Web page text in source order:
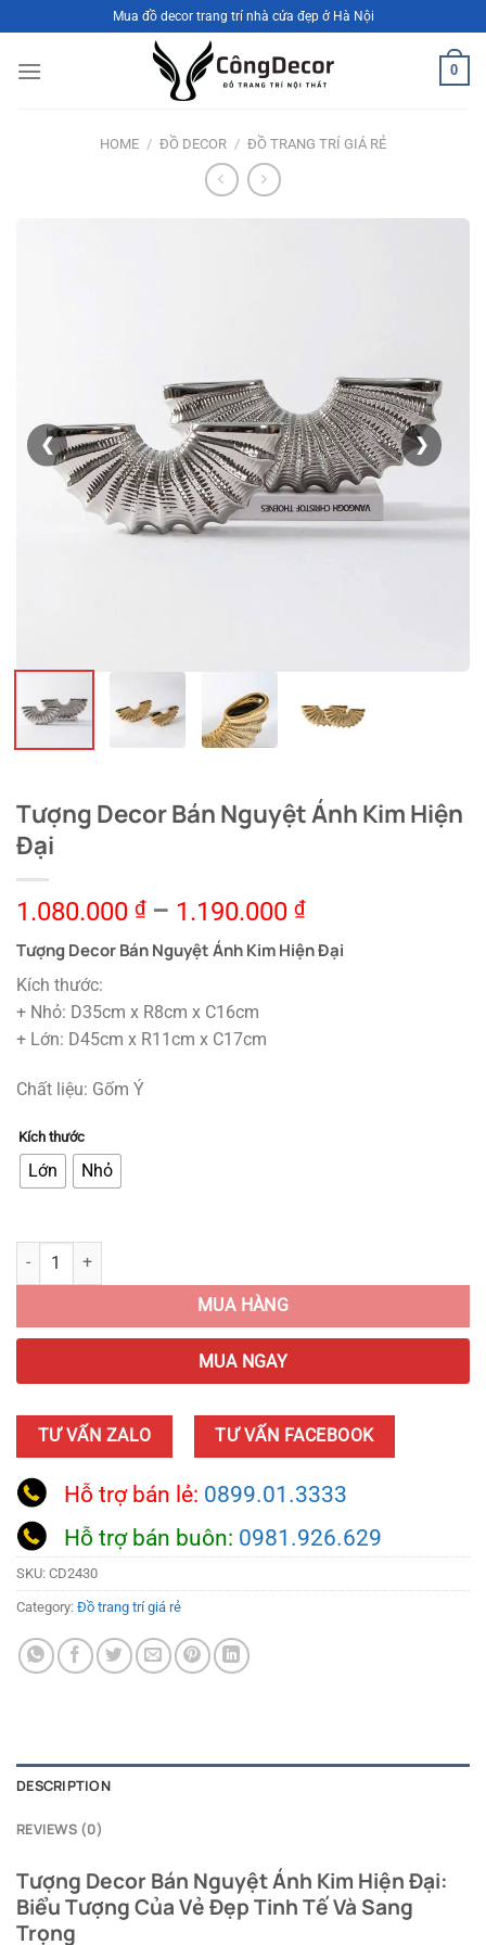
qua
nội
Mua đồ decor trang trí nhà cửa đẹp ở Hà Nội
0
HOME / ĐỒ DECOR / ĐỒ TRANG TRÍ GIÁ RẺ
❮ ❯
Tượng Decor Bán Nguyệt Ánh Kim Hiện
Đại
1.080.000 ₫– 1.190.000 ₫
Tượng Decor Bán Nguyệt Ánh Kim Hiện Đại
Kích thước:
+ Nhỏ: D35cm x R8cm x C16cm
+ Lớn: D45cm x R11cm x C17cm
Chất liệu: Gốm Ý
Kích thước
Lớn Nhỏ
Tượng Decor Bán Nguyệt Ánh Kim Hiện Đại quantity
MUA HÀNG
MUA NGAY
TƯ VẤN ZALO TƯ VẤN FACEBOOK
Hỗ trợ bán lẻ: 0899.01.3333
Hỗ trợ bán buôn: 0981.926.629
SKU: CD2430
Category: Đồ trang trí giá rẻ
DESCRIPTION
REVIEWS (0)
Tượng Decor Bán Nguyệt Ánh Kim Hiện Đại:
Biểu Tượng Của Vẻ Đẹp Tinh Tế Và Sang
Trọng